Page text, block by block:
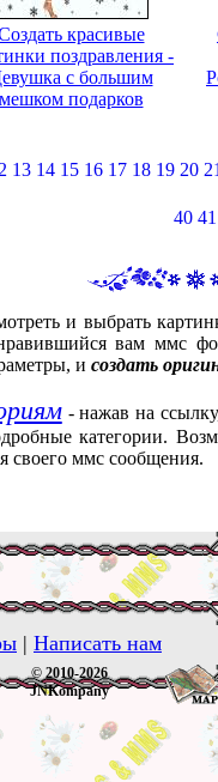
красивые
поздравления -
с большим
мешком подарков
13 14 15 16 17 18 19 20
40 41
и выбрать
вам ммс
и создать
- нажав на
категории.
своего ммс сообщения.
| Написать нам
© 2010-2026
JNKompany